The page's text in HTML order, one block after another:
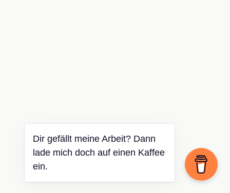
Dir gefällt meine Arbeit? Dann
lade mich doch auf einen Kaffee
ein.